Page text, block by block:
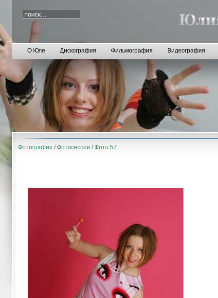
О Юле Дискография Фильмография Видеография
Фотографии /Фотосессии /Фото 57